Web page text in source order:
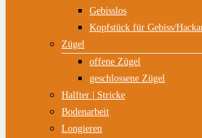
Gebisslos
Kopfstück für Gebiss/
Zügel
offene Zügel
geschlossene Zügel
Halfter | Stricke
Bodenarbeit
Longieren